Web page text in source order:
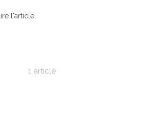
Lire l'article
1 article